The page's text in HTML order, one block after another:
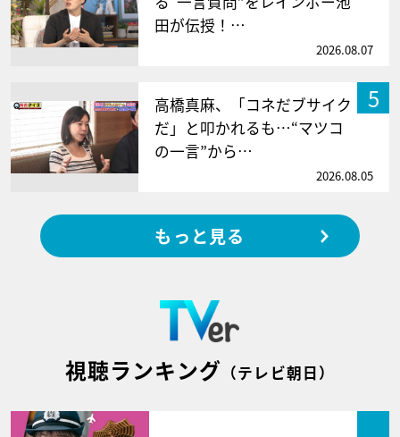
田が伝授！…
2026.08.07
5
高橋真麻、「コネだブサイク
だ」と叩かれるも…“マツコ
の一言”から…
2026.08.05
もっと見る
視聴ランキング （テレビ朝日）